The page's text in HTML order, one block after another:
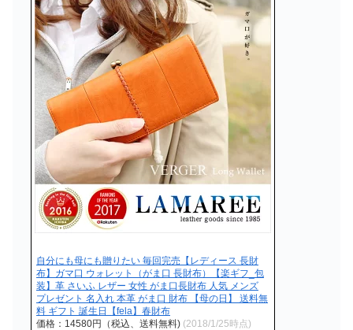
自分にも母にも贈りたい 毎回完売【レディース 長財
布】ガマ口 ウォレット（がま口 長財布）【楽ギフ_包
装】革 さいふ レザー 女性 がま口長財布 人気 メンズ
プレゼント 名入れ 本革 がま口 財布 【母の日】 送料無
料 ギフト 誕生日【fela】春財布
価格：14580円（税込、送料無料) (2018/1/25時点)